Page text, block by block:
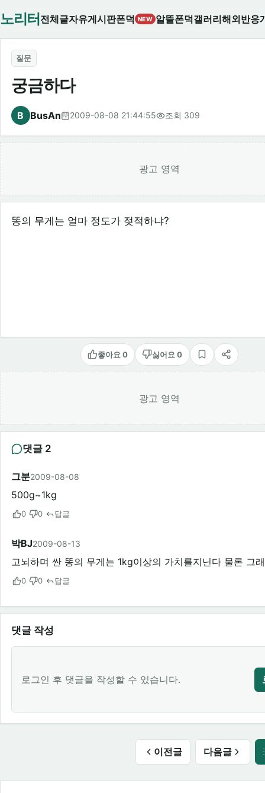
노리터 전체글자유게시판폰덕 NEW 알뜰폰덕갤러리해외반응
질문
궁금하다
B BusAn 2009-08-08 21:44:55 조회 309
광고 영역
똥의 무게는 얼마 정도가 젖적하냐?
좋아요 0 싫어요 0
스크랩공유
광고 영역
댓글 2
그분2009-08-08
500g~1kg
0 0 답글
박BJ2009-08-13
고뇌하며 싼 똥의 무게는 1kg이상의 가치를지닌다 물론 그
0 0 답글
댓글 작성
로그인 후 댓글을 작성할 수 있습니다.
이전글 다음글